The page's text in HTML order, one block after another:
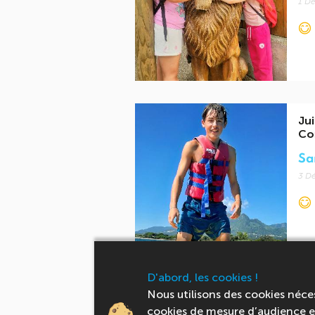
3
-20%
D'abord, les cookies !
Nous utilisons des cookies
cookies de mesure